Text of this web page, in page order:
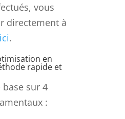
vous
directement à
ici.
en
rapide et
sur 4
: